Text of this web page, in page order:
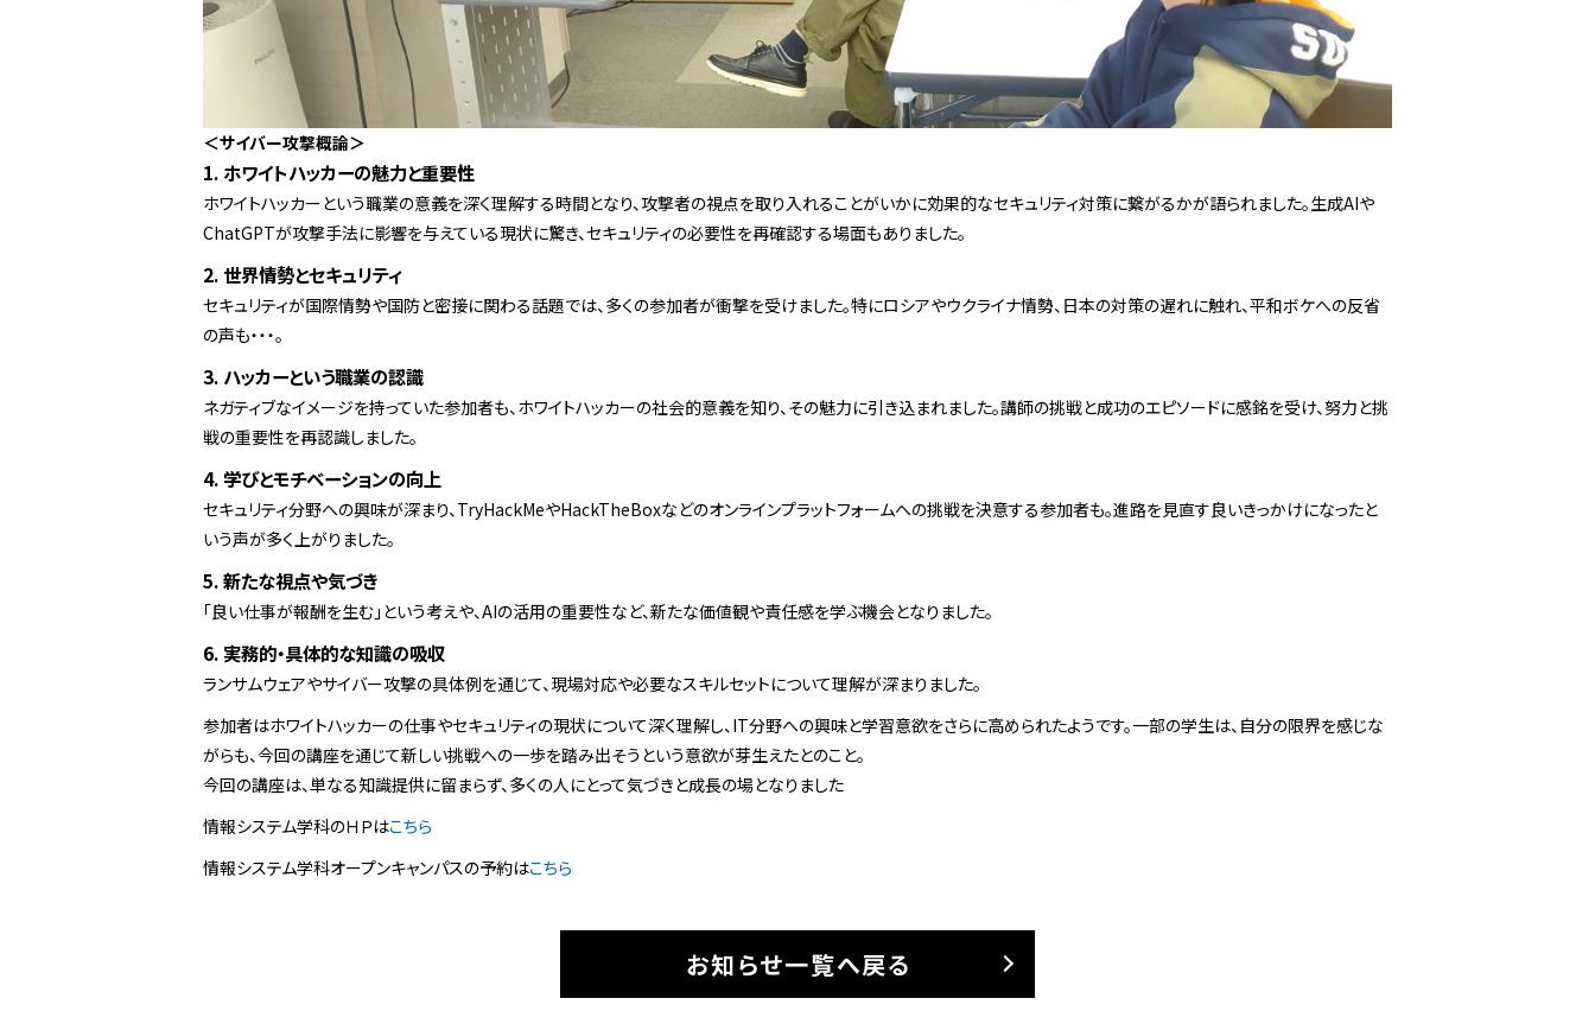
＜サイバー攻撃概論＞
1. ホワイトハッカーの魅力と重要性
ホワイトハッカーという職業の意義を深く理解する時間となり、攻撃者の視点を取り入れることがいかに効果的なセキュリティ対策に繋がるかが語られました。生成AIや
ChatGPTが攻撃手法に影響を与えている現状に驚き、セキュリティの必要性を再確認する場面もありました。
2. 世界情勢とセキュリティ
セキュリティが国際情勢や国防と密接に関わる話題では、多くの参加者が衝撃を受けました。特にロシアやウクライナ情勢、日本の対策の遅れに触れ、平和ボケへの反省
の声も・・・。
3. ハッカーという職業の認識
ネガティブなイメージを持っていた参加者も、ホワイトハッカーの社会的意義を知り、その魅力に引き込まれました。講師の挑戦と成功のエピソードに感銘を受け、努力と挑
戦の重要性を再認識しました。
4. 学びとモチベーションの向上
セキュリティ分野への興味が深まり、TryHackMeやHackTheBoxなどのオンラインプラットフォームへの挑戦を決意する参加者も。進路を見直す良いきっかけになったと
いう声が多く上がりました。
5. 新たな視点や気づき
「良い仕事が報酬を生む」という考えや、AIの活用の重要性など、新たな価値観や責任感を学ぶ機会となりました。
6. 実務的・具体的な知識の吸収
ランサムウェアやサイバー攻撃の具体例を通じて、現場対応や必要なスキルセットについて理解が深まりました。
参加者はホワイトハッカーの仕事やセキュリティの現状について深く理解し、IT分野への興味と学習意欲をさらに高められたようです。一部の学生は、自分の限界を感じな
がらも、今回の講座を通じて新しい挑戦への一歩を踏み出そうという意欲が芽生えたとのこと。
今回の講座は、単なる知識提供に留まらず、多くの人にとって気づきと成長の場となりました
情報システム学科のＨＰはこちら
情報システム学科オープンキャンパスの予約はこちら
お知らせ一覧へ戻る